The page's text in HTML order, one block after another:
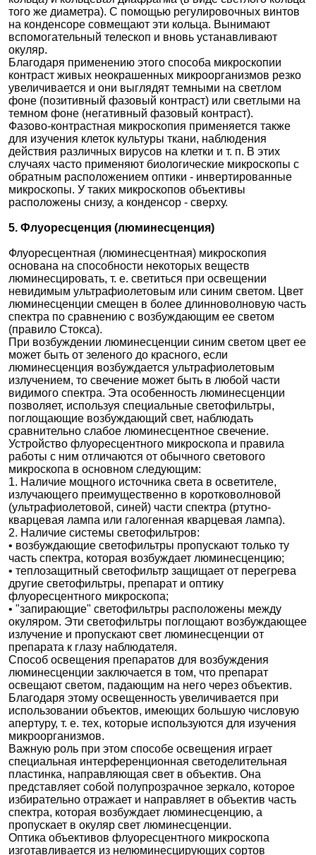
того же диаметра). С помощью регулировочных винтов
на конденсоре совмещают эти кольца. Вынимают
вспомогательный телескоп и вновь устанавливают
окуляр.
Благодаря применению этого способа микроскопии
контраст живых неокрашенных микроорганизмов резко
увеличивается и они выглядят темными на светлом
фоне (позитивный фазовый контраст) или светлыми на
темном фоне (негативный фазовый контраст).
Фазово-контрастная микроскопия применяется также
для изучения клеток культуры ткани, наблюдения
действия различных вирусов на клетки и т. п. В этих
случаях часто применяют биологические микроскопы с
обратным расположением оптики - инвертированные
микроскопы. У таких микроскопов объективы
расположены снизу, а конденсор - сверху.
5. Флуоресценция (люминесценция)
Флуоресцентная (люминесцентная) микроскопия
основана на способности некоторых веществ
люминесцировать, т. е. светиться при освещении
невидимым ультрафиолетовым или синим светом. Цвет
люминесценции смещен в более длинноволновую часть
спектра по сравнению с возбуждающим ее светом
(правило Стокса).
При возбуждении люминесценции синим светом цвет ее
может быть от зеленого до красного, если
люминесценция возбуждается ультрафиолетовым
излучением, то свечение может быть в любой части
видимого спектра. Эта особенность люминесценции
позволяет, используя специальные светофильтры,
поглощающие возбуждающий свет, наблюдать
сравнительно слабое люминесцентное свечение.
Устройство флуоресцентного микроскопа и правила
работы с ним отличаются от обычного светового
микроскопа в основном следующим:
1. Наличие мощного источника света в осветителе,
излучающего преимущественно в коротковолновой
(ультрафиолетовой, синей) части спектра (ртутно-
кварцевая лампа или галогенная кварцевая лампа).
2. Наличие системы светофильтров:
• возбуждающие светофильтры пропускают только ту
часть спектра, которая возбуждает люминесценцию;
• теплозащитный светофильтр защищает от перегрева
другие светофильтры, препарат и оптику
флуоресцентного микроскопа;
• "запирающие" светофильтры расположены между
окуляром. Эти светофильтры поглощают возбуждающее
излучение и пропускают свет люминесценции от
препарата к глазу наблюдателя.
Способ освещения препаратов для возбуждения
люминесценции заключается в том, что препарат
освещают светом, падающим на него через объектив.
Благодаря этому освещенность увеличивается при
использовании объектов, имеющих большую числовую
апертуру, т. е. тех, которые используются для изучения
микроорганизмов.
Важную роль при этом способе освещения играет
специальная интерференционная светоделительная
пластинка, направляющая свет в объектив. Она
представляет собой полупрозрачное зеркало, которое
избирательно отражает и направляет в объектив часть
спектра, которая возбуждает люминесценцию, а
пропускает в окуляр свет люминесценции.
Оптика объективов флуоресцентного микроскопа
изготавливается из нелюминесцирующих сортов